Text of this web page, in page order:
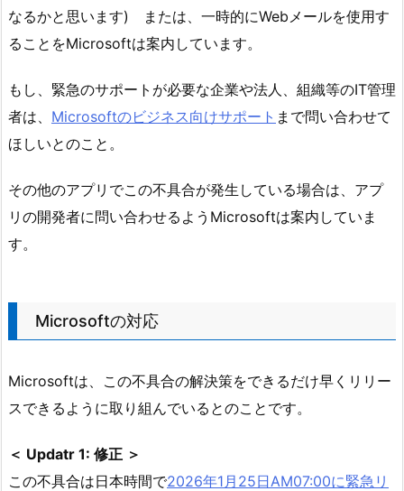
なるかと思います) または、一時的にWebメールを使用す
ることをMicrosoftは案内しています。
もし、緊急のサポートが必要な企業や法人、組織等のIT管理
者は、 Microsoftのビジネス向けサポート まで問い合わせて
ほしいとのこと。
その他のアプリでこの不具合が発生している場合は、アプ
リの開発者に問い合わせるようMicrosoftは案内していま
す。
Microsoftの対応
Microsoftは、この不具合の解決策をできるだけ早くリリー
スできるように取り組んでいるとのことです。
＜ Updatr 1: 修正 ＞
この不具合は日本時間で2026年1月25日AM07:00に緊急リ